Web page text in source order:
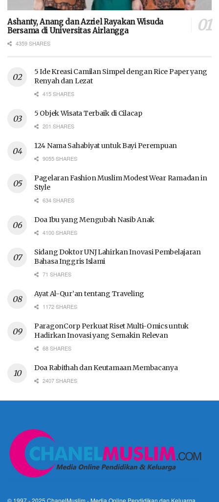
Ashanty, Anang dan Azriel Rayakan Wisuda
Bersama di Universitas Airlangga
4359 SHARES
5 Ide Kreasi Camilan Simpel dengan Rice Paper yang
Renyah dan Lezat
415 SHARES
5 Objek Wisata Terbaik di Cilacap
201 SHARES
124 Nama Sahabiyat untuk Bayi Perempuan
9055 SHARES
Pagelaran Fashion Muslim Modest Wear Ramadan in
Style
634 SHARES
Doa Ibu yang Mengubah Nasib Anak
4100 SHARES
Sidang Doktor UNJ Lahirkan Inovasi Pembelajaran
Bahasa Inggris Islami
71 SHARES
Ayat Al-Qur’an tentang Traveling
1172 SHARES
ParagonCorp Perkuat Riset Multi-Omics untuk
Hadirkan Inovasi yang Semakin Relevan
68 SHARES
Doa Rabithah dan Keutamaan Membacanya
2407 SHARES
© 1997 - 2025 ChanelMuslim - Media Online Pendidikan dan Keluarga